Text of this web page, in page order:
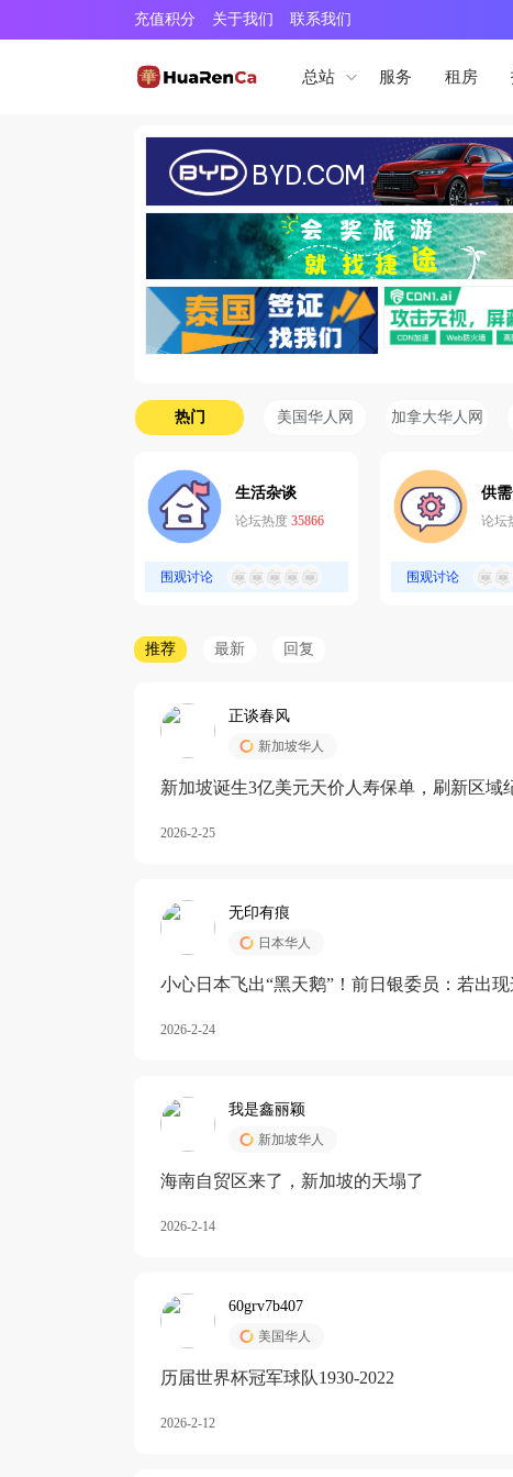
充值积分 关于我们 联系我们
总站 服务 租房
热门 美国华人网 加拿大华人网
生活杂谈
论坛热度 35866
围观讨论
供
论坛
围观讨论
推荐 最新 回复
正谈春风
新加坡华人
新加坡诞生3亿美元天价人寿保单，刷新区域
2026-2-25
无印有痕
日本华人
小心日本飞出“黑天鹅”！前日银委员：若出
2026-2-24
我是鑫丽颖
新加坡华人
海南自贸区来了，新加坡的天塌了
2026-2-14
60grv7b407
美国华人
历届世界杯冠军球队1930-2022
2026-2-12